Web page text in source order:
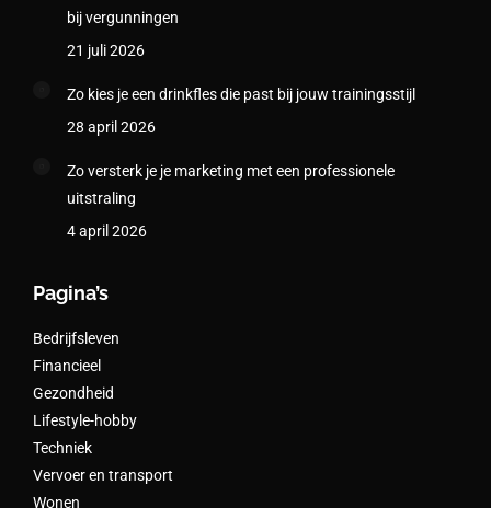
bij vergunningen
21 juli 2026
Zo kies je een drinkfles die past bij jouw trainingsstijl
28 april 2026
Zo versterk je je marketing met een professionele
uitstraling
4 april 2026
Pagina’s
Bedrijfsleven
Financieel
Gezondheid
Lifestyle-hobby
Techniek
Vervoer en transport
Wonen